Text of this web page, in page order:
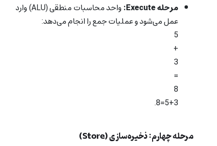
مرحله Execute:
واحد محاسبات منطقی (ALU) وارد
عمل می‌شود و عملیات جمع را انجام می‌دهد:
5
+
3
=
8
5+3=8.
مرحله چهارم: ذخیره‌سازی (Store)